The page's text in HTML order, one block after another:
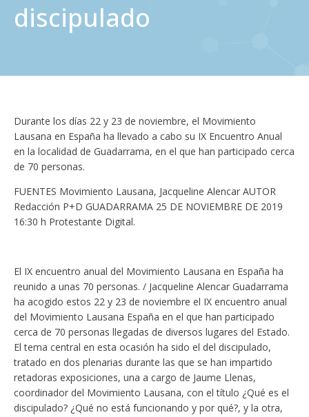
discipulado
Durante los días 22 y 23 de noviembre, el Movimiento
Lausana en España ha llevado a cabo su IX Encuentro Anual
en la localidad de Guadarrama, en el que han participado cerca
de 70 personas.
FUENTES Movimiento Lausana, Jacqueline Alencar AUTOR
Redacción P+D GUADARRAMA 25 DE NOVIEMBRE DE 2019
16:30 h Protestante Digital.
El IX encuentro anual del Movimiento Lausana en España ha
reunido a unas 70 personas. / Jacqueline Alencar Guadarrama
ha acogido estos 22 y 23 de noviembre el IX encuentro anual
del Movimiento Lausana España en el que han participado
cerca de 70 personas llegadas de diversos lugares del Estado.
El tema central en esta ocasión ha sido el del discipulado,
tratado en dos plenarias durante las que se han impartido
retadoras exposiciones, una a cargo de Jaume Llenas,
coordinador del Movimiento Lausana, con el título ¿Qué es el
discipulado? ¿Qué no está funcionando y por qué?, y la otra,